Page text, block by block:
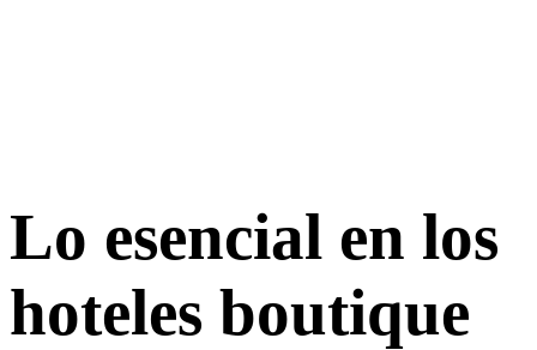
Lo esencial en los
hoteles boutique